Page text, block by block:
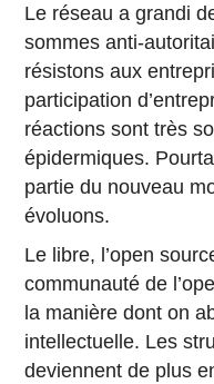
Le réseau a grandi
sommes anti-
résistons aux
participation
réactions sont très
épidermiques.
partie du nouveau
évoluons.
Le libre, l’open
communauté de
la manière dont on
intellectuelle. Les
deviennent de plus